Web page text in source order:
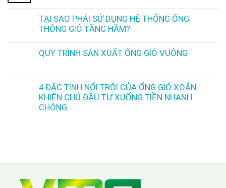
TẠI SAO PHẢI SỬ DỤNG HỆ THỐNG ỐNG
THÔNG GIÓ TẦNG HẦM?
QUY TRÌNH SẢN XUẤT ỐNG GIÓ VUÔNG
4 ĐẶC TÍNH NỔI TRỘI CỦA ỐNG GIÓ XOẮN
KHIẾN CHỦ ĐẦU TƯ XUỐNG TIỀN NHANH
CHÓNG